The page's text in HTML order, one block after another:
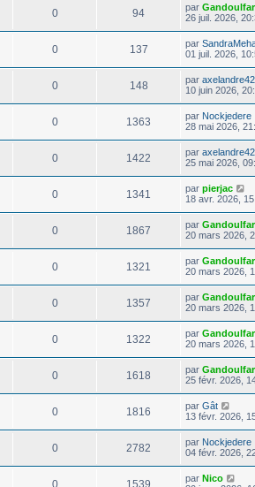
0 94 par Gandoulfar
26 juil. 2026,
0 137 par
01 juil. 2026,
0 148 par axelandre42
10 juin 2026,
0 1363 par Nockjedere
28 mai 2026,
0 1422 par axelandre42
25 mai 2026,
0 1341 par pierjac
18 avr. 2026,
0 1867 par Gandoulfar
20 mars 2026,
0 1321 par Gandoulfar
20 mars 2026,
0 1357 par Gandoulfar
20 mars 2026,
0 1322 par Gandoulfar
20 mars 2026,
0 1618 par Gandoulfar
25 févr. 2026,
0 1816 par Gât
13 févr. 2026,
0 2782 par Nockjedere
04 févr. 2026,
0 1539 par Nico